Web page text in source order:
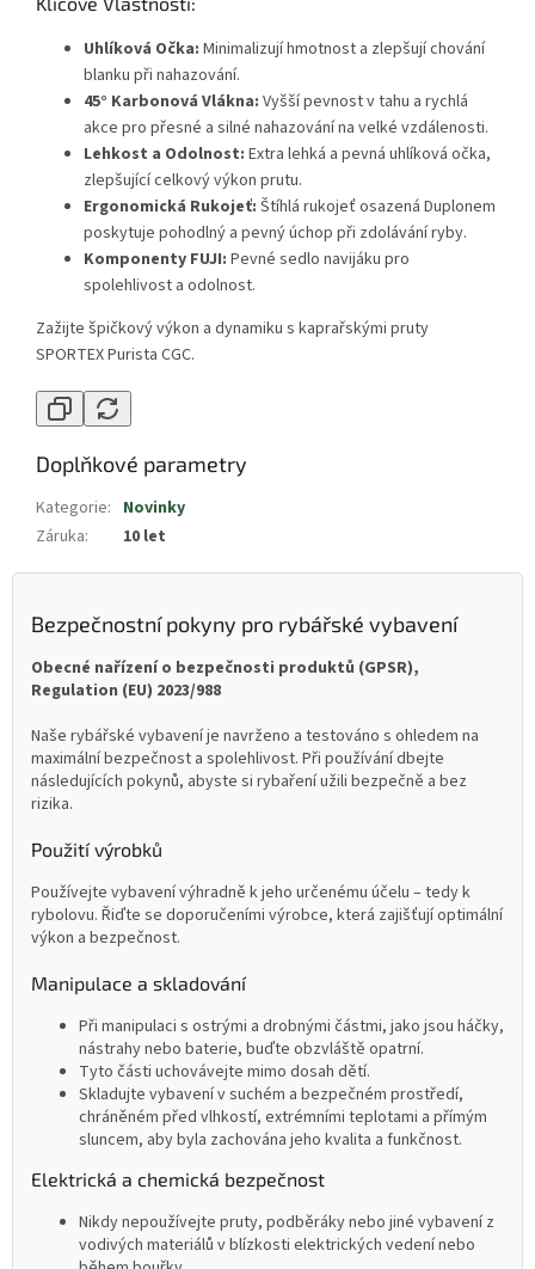
Uhlíková Očka: Minimalizují hmotnost a zlepšují chování
blanku při nahazování.
45° Karbonová Vlákna: Vyšší pevnost v tahu a rychlá
akce pro přesné a silné nahazování na velké vzdálenosti.
Lehkost a Odolnost: Extra lehká a pevná uhlíková očka,
zlepšující celkový výkon prutu.
Ergonomická Rukojeť: Štíhlá rukojeť osazená Duplonem
poskytuje pohodlný a pevný úchop při zdolávání ryby.
Komponenty FUJI: Pevné sedlo navijáku pro
spolehlivost a odolnost.
Zažijte špičkový výkon a dynamiku s kaprařskými pruty
SPORTEX Purista CGC.
Doplňkové parametry
Kategorie: Novinky
Záruka: 10 let
Bezpečnostní pokyny pro rybářské vybavení
Obecné nařízení o bezpečnosti produktů (GPSR),
Regulation (EU) 2023/988
Naše rybářské vybavení je navrženo a testováno s ohledem na
maximální bezpečnost a spolehlivost. Při používání dbejte
následujících pokynů, abyste si rybaření užili bezpečně a bez
rizika.
Použití výrobků
Používejte vybavení výhradně k jeho určenému účelu – tedy k
rybolovu. Řiďte se doporučeními výrobce, která zajišťují optimální
výkon a bezpečnost.
Manipulace a skladování
Při manipulaci s ostrými a drobnými částmi, jako jsou háčky,
nástrahy nebo baterie, buďte obzvláště opatrní.
Tyto části uchovávejte mimo dosah dětí.
Skladujte vybavení v suchém a bezpečném prostředí,
chráněném před vlhkostí, extrémními teplotami a přímým
sluncem, aby byla zachována jeho kvalita a funkčnost.
Elektrická a chemická bezpečnost
Nikdy nepoužívejte pruty, podběráky nebo jiné vybavení z
vodivých materiálů v blízkosti elektrických vedení nebo